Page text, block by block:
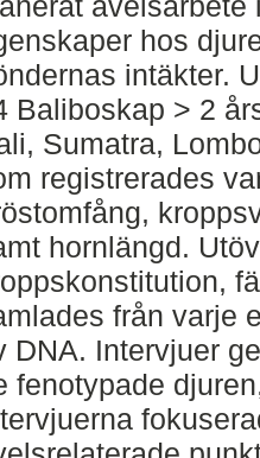
hos
intäkter.
Baliboskap > 2
Sumatra,
registrerades
hornlängd.
från varje
DNA. Intervjuer
fenotypade